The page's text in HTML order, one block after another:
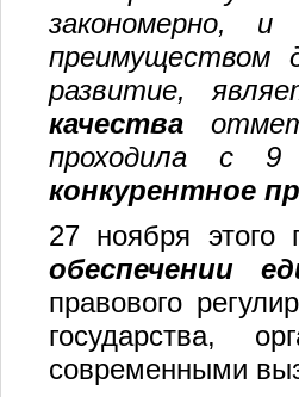
закономерно, и
преимуществом
развитие,
качества
проходила с
конкурентное
27 ноября этого
обеспечении
правового
государства,
современными